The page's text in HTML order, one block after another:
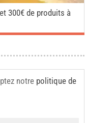
300€ de produits à
notre politique de